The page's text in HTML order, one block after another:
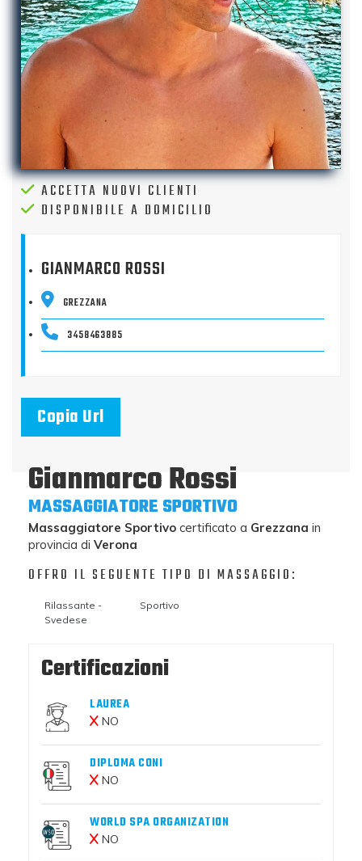
Gianmarco Rossi
MASSAGGIATORE SPORTIVO
Massaggiatore Sportivo certificato a Grezzana in
provincia di Verona
OFFRO IL SEGUENTE TIPO DI MASSAGGIO:
Rilassante -
Svedese
Sportivo
Certificazioni
LAUREA
NO
DIPLOMA CONI
NO
WORLD SPA ORGANIZATION
NO
ACCETTA NUOVI CLIENTI
DISPONIBILE A DOMICILIO
GIANMARCO ROSSI
GREZZANA
3458463885
Copia Url